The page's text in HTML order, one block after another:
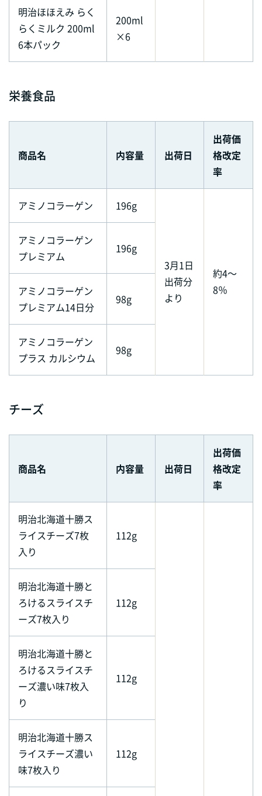
明治ほほえみ らく
らくミルク 200ml
6本パック
200ml
×6
栄養食品
商品名 内容量 出荷日
出荷価
格改定
率
アミノコラーゲン 196g
3月1日
出荷分
より
約4～
8％
アミノコラーゲン
プレミアム
196g
アミノコラーゲン
プレミアム14日分
98g
アミノコラーゲン
プラス カルシウム
98g
チーズ
商品名 内容量 出荷日
出荷価
格改定
率
明治北海道十勝ス
ライスチーズ7枚
入り
112g
明治北海道十勝と
ろけるスライスチ
ーズ7枚入り
112g
明治北海道十勝と
ろけるスライスチ
ーズ濃い味7枚入
り
112g
明治北海道十勝ス
ライスチーズ濃い
味7枚入り
112g